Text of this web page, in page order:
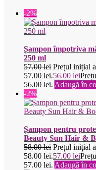
-2%
Șampon împotriva
250 ml
57.00lei Prețul inițial
57.00 lei.56.00 lei
56.00 lei. Adaugă în
-2%
Șampon pentru
Beauty Sun Hair &
58.00lei Prețul inițial
58.00 lei.57.00 lei
57.00 lei. Adaugă în